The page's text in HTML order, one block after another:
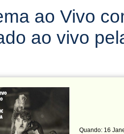
ao Vivo
ao vivo
Quando: 16